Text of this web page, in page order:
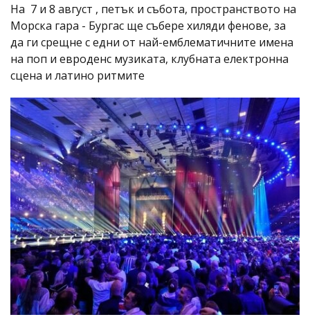
На 7 и 8 август , петък и събота, пространството на
Морска гара - Бургас ще събере хиляди фенове, за
да ги срещне с едни от най-емблематичните имена
на поп и евроденс музиката, клубната електронна
сцена и латино ритмите